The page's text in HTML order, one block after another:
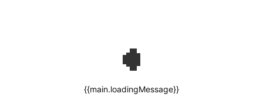
{{main.loadingMessage}}